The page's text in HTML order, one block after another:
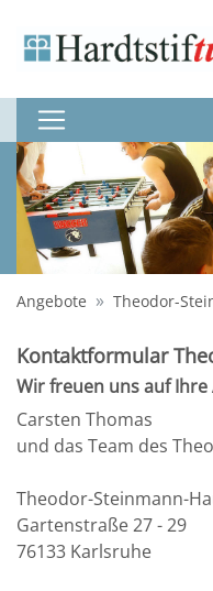
Angebote Theodor-
Kontaktformular
Wir freuen uns auf Ihre
Carsten Thomas
und das Team des
Theodor-Steinmann-
Gartenstraße 27 - 29
76133 Karlsruhe